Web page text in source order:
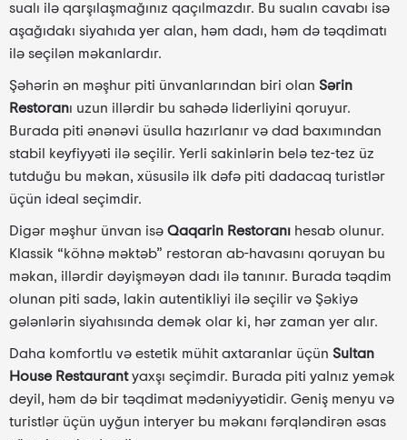
sualı ilə qarşılaşmağınız qaçılmazdır. Bu sualın cavabı isə
aşağıdakı siyahıda yer alan, həm dadı, həm də təqdimatı
ilə seçilən məkanlardır.
Şəhərin ən məşhur piti ünvanlarından biri olan Sərin
Restoranı uzun illərdir bu sahədə liderliyini qoruyur.
Burada piti ənənəvi üsulla hazırlanır və dad baxımından
stabil keyfiyyəti ilə seçilir. Yerli sakinlərin belə tez-tez üz
tutduğu bu məkan, xüsusilə ilk dəfə piti dadacaq turistlər
üçün ideal seçimdir.
Digər məşhur ünvan isə Qaqarin Restoranı hesab olunur.
Klassik “köhnə məktəb” restoran ab-havasını qoruyan bu
məkan, illərdir dəyişməyən dadı ilə tanınır. Burada təqdim
olunan piti sadə, lakin autentikliyi ilə seçilir və Şəkiyə
gələnlərin siyahısında demək olar ki, hər zaman yer alır.
Daha komfortlu və estetik mühit axtaranlar üçün Sultan
House Restaurantyaxşı seçimdir. Burada piti yalnız yemək
deyil, həm də bir təqdimat mədəniyyətidir. Geniş menyu və
turistlər üçün uyğun interyer bu məkanı fərqləndirən əsas